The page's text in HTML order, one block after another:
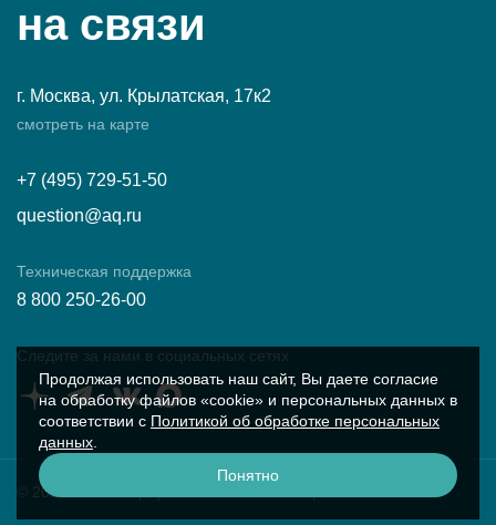
на связи
г. Москва, ул. Крылатская, 17к2
смотреть на карте
+7 (495) 729-51-50
question@aq.ru
Техническая поддержка
8 800 250-26-00
Следите за нами в социальных сетях
© 2026 ПК «Аквариус»
Продолжая использовать наш сайт, Вы даете согласие
на обработку файлов «cookie» и персональных данных в
соответствии с Политикой об обработке персональных
данных
Понятно